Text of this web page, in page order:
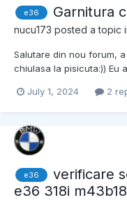
e36 Garnitura
nucu173 posted a topic
Salutare din nou forum,
chiulasa la pisicuta:)) Eu
chiulasa de 1.8is… imi
buna? Cu ce ajuta?
July 1, 2024 2
e36
verificare
e36 318i m43b18